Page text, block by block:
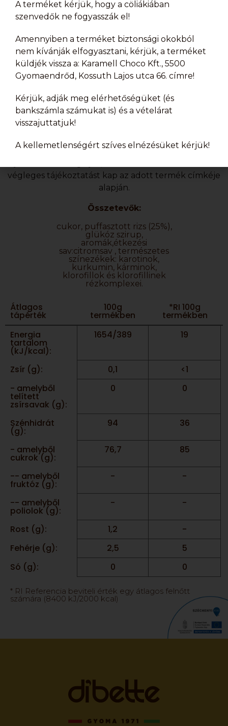
Termékadatok
termékre vonatkozó információk csak az előzetes
végleges tájékoztatást kap az adott termék címkéje
alapján.
Összetevők:
cukor, puffasztott rizs (25%),
glükóz szirup,
aromák,étkezési
sav:citromsav , természetes
színezékek: karotinok,
kurkumin, kárminok,
klorofillok és klorofillinek
rézkomplexei.
Átlagos
tápérték
100g
termékben
*RI 100g
termékben
Energia
tartalom
(kJ/kcal):
1654/389 19
Zsír (g): 0,1
<1
- amelyből
telített
zsírsavak (g):
0 0
Szénhidrát
(g):
94 36
- amelyből
cukrok (g):
76,7 85
-- amelyből
fruktóz (g):
- -
-- amelyből
poliolok (g):
- -
Rost (g): 1,2
-
Fehérje (g):
2,5
5
Só (g):
0 0
* RI Referencia beviteli érték egy átlagos felnőtt
számára (8400 kJ/2000 kcal)
A terméket kérjük, hogy a cöliákiában
szenvedők ne fogyasszák el!
Amennyiben a terméket biztonsági okokból
nem kívánják elfogyasztani, kérjük, a terméket
küldjék vissza a: Karamell Choco Kft., 5500
Gyomaendrőd, Kossuth Lajos utca 66. címre!
Kérjük, adják meg elérhetőségüket (és
bankszámla számukat is) és a vételárat
visszajuttatjuk!
A kellemetlenségért szíves elnézésüket kérjük!